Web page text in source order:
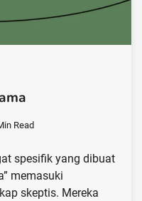
Read
spesifik yang dibuat
memasuki
skeptis. Mereka